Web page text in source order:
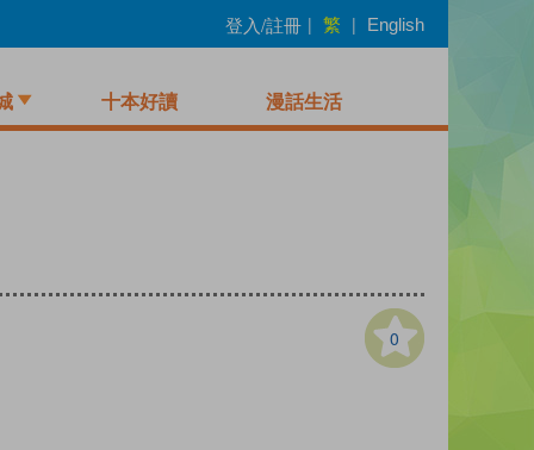
登入/註冊 | 繁 | English
十本好讀 漫話生活
0